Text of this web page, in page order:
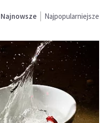
Najnowsze Najpopularniejsze